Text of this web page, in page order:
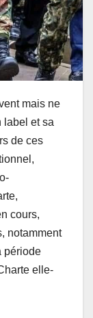
mais ne
label et sa
de ces
cours,
notamment
période
elle-